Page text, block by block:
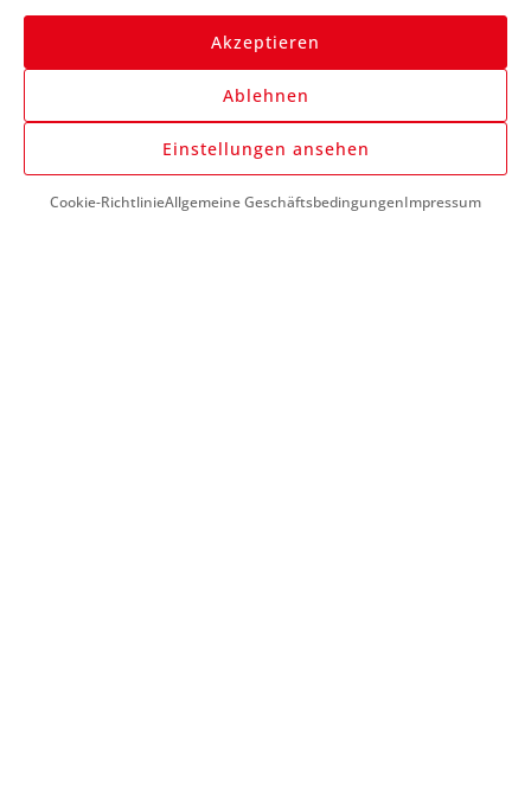
Akzeptieren
Ablehnen
Einstellungen ansehen
Cookie-RichtlinieAllgemeine GeschäftsbedingungenImpressum